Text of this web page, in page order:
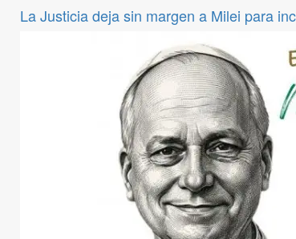
La Justicia deja sin margen a Milei para